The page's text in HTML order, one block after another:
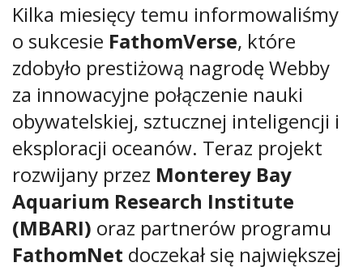
Kilka miesięcy temu informowaliśmy
o sukcesie FathomVerse, które
zdobyło prestiżową nagrodę Webby
za innowacyjne połączenie nauki
obywatelskiej, sztucznej inteligencji i
eksploracji oceanów. Teraz projekt
rozwijany przez Monterey Bay
Aquarium Research Institute
(MBARI) oraz partnerów programu
FathomNet doczekał się największej